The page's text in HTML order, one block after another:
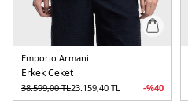
Emporio Armani
Erkek Ceket
38.599,00TL23.159,40 TL -%40